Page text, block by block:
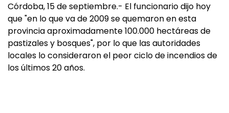
Córdoba, 15 de septiembre.- El funcionario dijo hoy
que "en lo que va de 2009 se quemaron en esta
provincia aproximadamente 100.000 hectáreas de
pastizales y bosques", por lo que las autoridades
locales lo consideraron el peor ciclo de incendios de
los últimos 20 años.